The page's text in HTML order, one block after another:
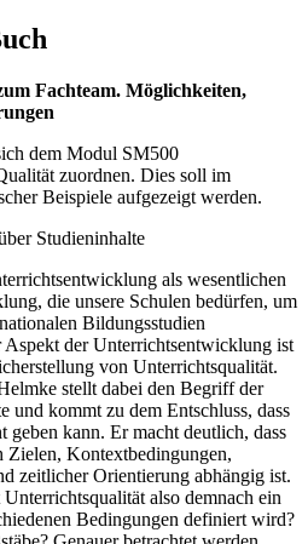
Fachteam. Möglichkeiten,
dem Modul SM500
zuordnen. Dies soll im
Beispiele aufgezeigt werden.
Studieninhalte
als wesentlichen
die unsere Schulen bedürfen, um
Bildungsstudien
der Unterrichtsentwicklung ist
von Unterrichtsqualität.
stellt dabei den Begriff der
und kommt zu dem Entschluss, dass
geben kann. Er macht deutlich, dass
Kontextbedingungen,
zeitlicher Orientierung abhängig ist.
also demnach ein
Bedingungen definiert wird?